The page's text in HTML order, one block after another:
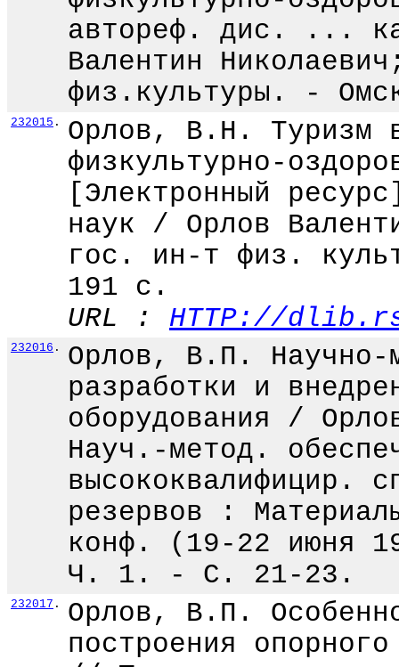
автореф. дис. ...
Валентин
физ.культуры. -
232015 .
Орлов, В.Н. Туризм
физкультурно-
[Электронный
наук / Орлов
гос. ин-т физ.
191 с.
URL : HTTP://
232016 .
Орлов, В.П. Научно-
разработки и
оборудования /
Науч.-метод.
высококвалифицир.
резервов :
конф. (19-22
Ч. 1. - С. 21-23.
232017 .
Орлов, В.П.
построения